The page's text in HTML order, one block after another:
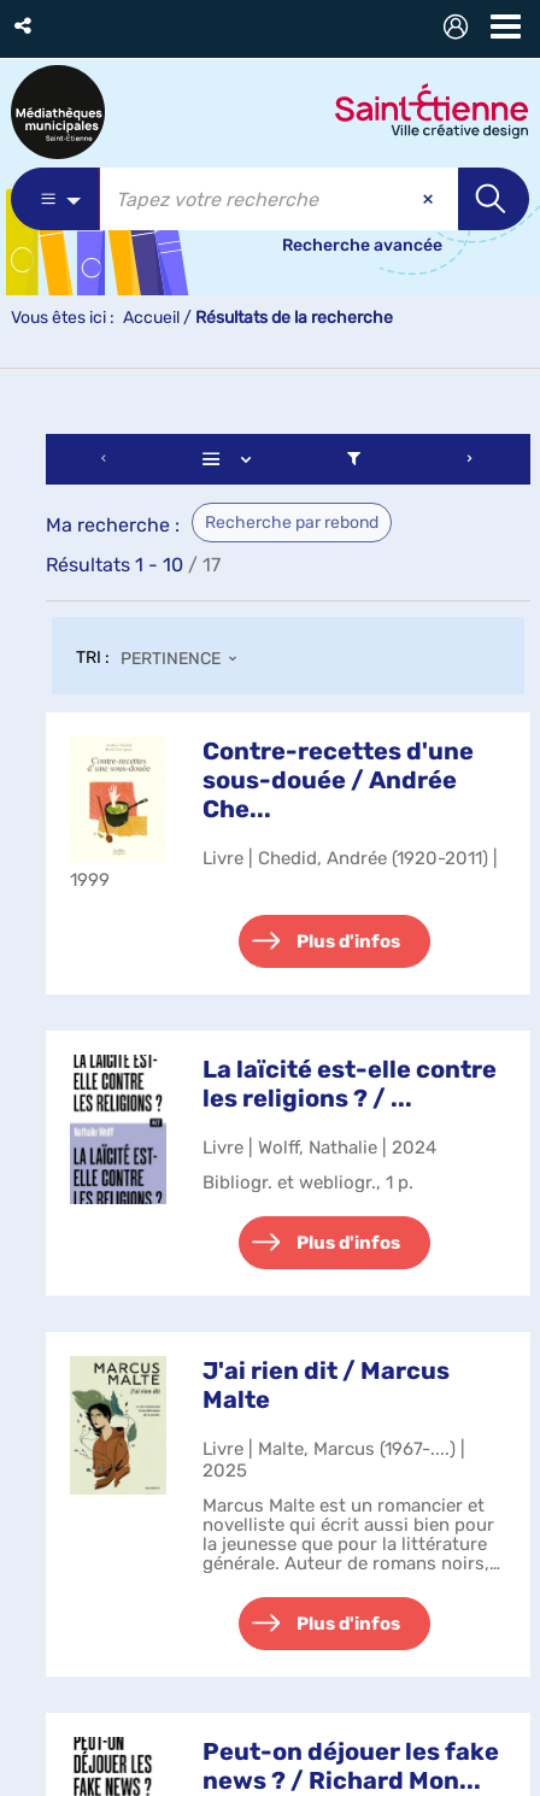
Recherche avancée
Vous êtes ici : Accueil / Résultats de la recherche
Ma recherche : Recherche par rebond
Résultats 1 - 10 / 17
TRI : PERTINENCE
Contre-recettes d'une
sous-douée / Andrée
Che...
Livre | Chedid, Andrée (1920-2011) |
1999
Plus d'infos
La laïcité est-elle contre
les religions ? / ...
Livre | Wolff, Nathalie | 2024
Bibliogr. et webliogr., 1 p.
Plus d'infos
J'ai rien dit / Marcus
Malte
Livre | Malte, Marcus (1967-....) |
2025
Marcus Malte est un romancier et
novelliste qui écrit aussi bien pour
la jeunesse que pour la littérature
générale. Auteur de romans noirs,
de nombreux prix littéraires, parmi
lesquels le Grand Pri...
Plus d'infos
Peut-on déjouer les fake
news ? / Richard Mon...